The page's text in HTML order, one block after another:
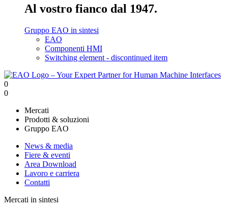
Al vostro fianco dal 1947.
Gruppo EAO in sintesi
EAO
Componenti HMI
Switching element - discontinued item
0
0
Mercati
Prodotti & soluzioni
Gruppo EAO
News & media
Fiere & eventi
Area Download
Lavoro e carriera
Contatti
Mercati in sintesi